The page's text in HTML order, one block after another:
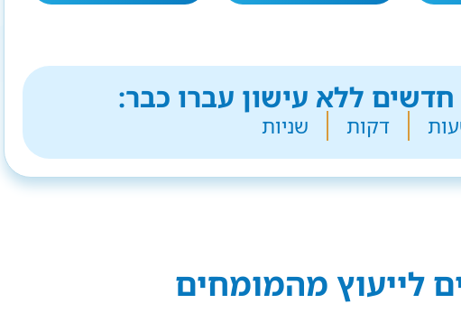
ללא עישון עברו כבר:
דקות שניות
לייעוץ מהמומחים